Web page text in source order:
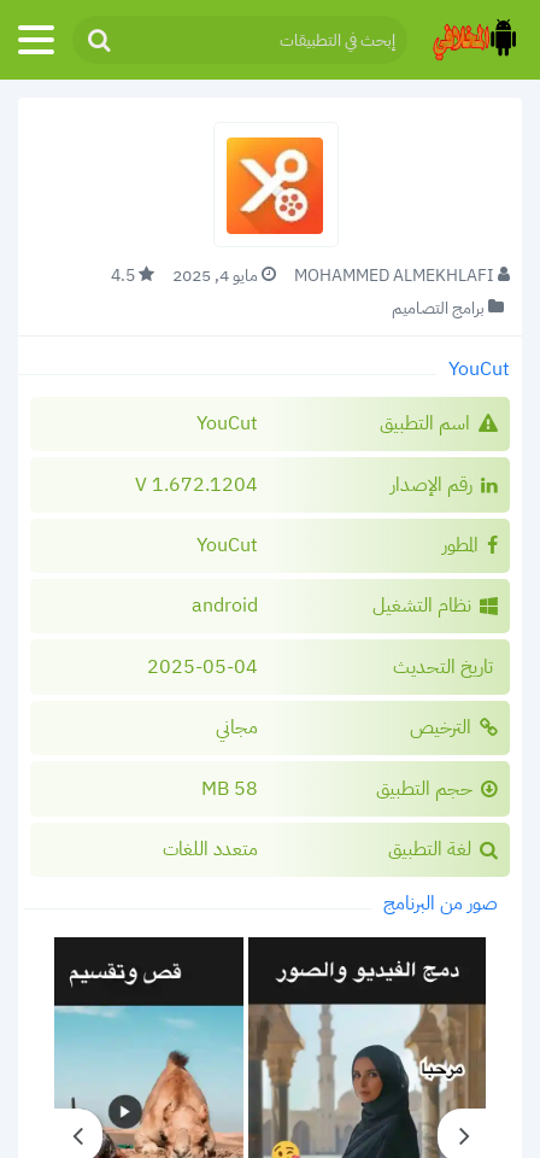
MOHAMMED ALMEKHLAFI مايو 4, 2025
4.5
برامج التصاميم
YouCut
اسم التطبيق
YouCut
رقم الإصدار 1.672.1204 V
المطور YouCut
نظام التشغيل android
تاريخ التحديث 2025-05-04
الترخيص مجاني
حجم التطبيق 58 MB
لغة التطبيق
متعدد اللغات
صور من البرنامج